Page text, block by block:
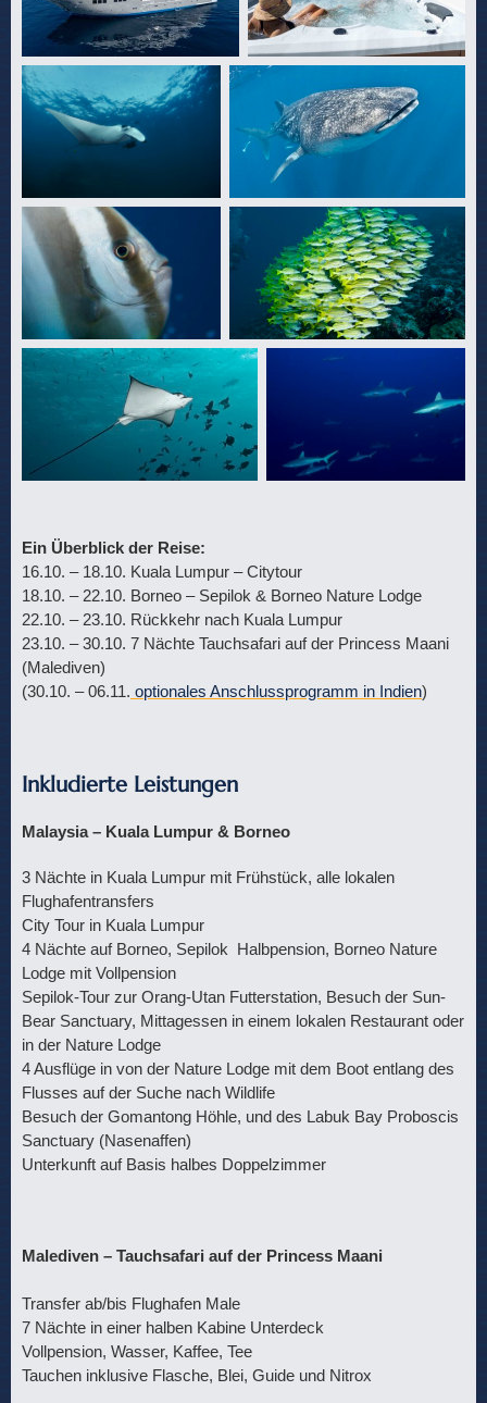
Ein Überblick der Reise:
16.10. – 18.10. Kuala Lumpur – Citytour
18.10. – 22.10. Borneo – Sepilok & Borneo Nature Lodge
22.10. – 23.10. Rückkehr nach Kuala Lumpur
23.10. – 30.10. 7 Nächte Tauchsafari auf der Princess Maani
(Malediven)
(30.10. – 06.11. optionales Anschlussprogramm in Indien)
Inkludierte Leistungen
Malaysia – Kuala Lumpur & Borneo
3 Nächte in Kuala Lumpur mit Frühstück, alle lokalen
Flughafentransfers
City Tour in Kuala Lumpur
4 Nächte auf Borneo, Sepilok Halbpension, Borneo Nature
Lodge mit Vollpension
Sepilok-Tour zur Orang-Utan Futterstation, Besuch der Sun-
Bear Sanctuary, Mittagessen in einem lokalen Restaurant oder
in der Nature Lodge
4 Ausflüge in von der Nature Lodge mit dem Boot entlang des
Flusses auf der Suche nach Wildlife
Besuch der Gomantong Höhle, und des Labuk Bay Proboscis
Sanctuary (Nasenaffen)
Unterkunft auf Basis halbes Doppelzimmer
Malediven – Tauchsafari auf der Princess Maani
Transfer ab/bis Flughafen Male
7 Nächte in einer halben Kabine Unterdeck
Vollpension, Wasser, Kaffee, Tee
Tauchen inklusive Flasche, Blei, Guide und Nitrox